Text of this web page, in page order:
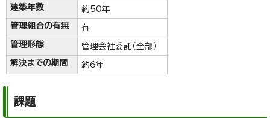
建築年数
約50年
管理組合の有無
有
管理形態
管理会社委託（全部）
解決までの期間
約6年
課題